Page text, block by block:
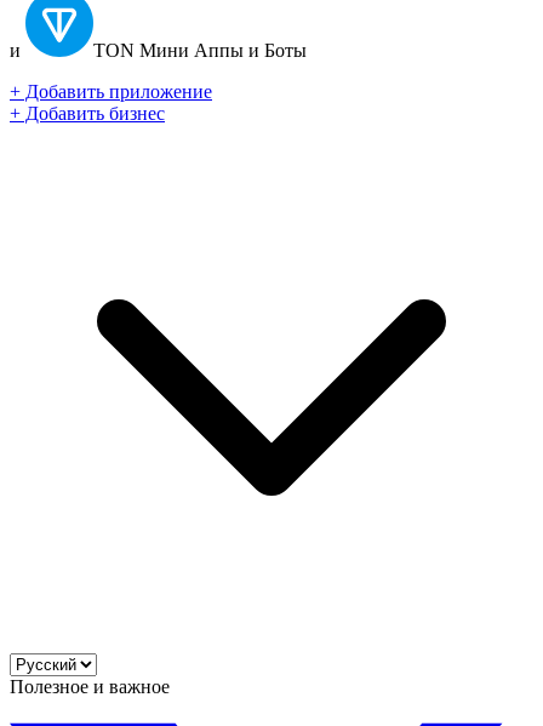
и TON Мини Аппы и Боты
+ Добавить приложение
+ Добавить бизнес
Полезное и важное